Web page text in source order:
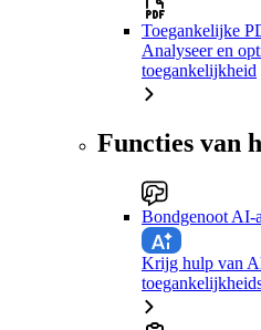
Toegankelijke
Analyseer en
toegankelijkheid
Functies van
Bondgenoot AI-
Krijg hulp van